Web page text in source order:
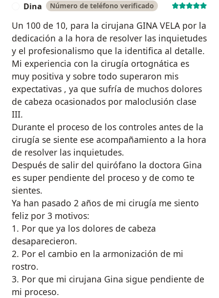
Dina Número de teléfono verificado
Un 100 de 10, para la cirujana GINA VELA por la
dedicación a la hora de resolver las inquietudes
y el profesionalismo que la identifica al detalle.
Mi experiencia con la cirugía ortognática es
muy positiva y sobre todo superaron mis
expectativas , ya que sufría de muchos dolores
de cabeza ocasionados por maloclusión clase
III.
Durante el proceso de los controles antes de la
cirugía se siente ese acompañamiento a la hora
de resolver las inquietudes.
Después de salir del quirófano la doctora Gina
es super pendiente del proceso y de como te
sientes.
Ya han pasado 2 años de mi cirugía me siento
feliz por 3 motivos:
1. Por que ya los dolores de cabeza
desaparecieron.
2. Por el cambio en la armonización de mi
rostro.
3. Por que mi cirujana Gina sigue pendiente de
mi proceso.